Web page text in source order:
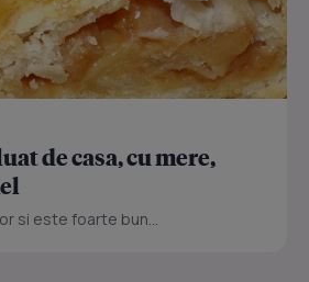
de casa, cu mere,
si este foarte bun...